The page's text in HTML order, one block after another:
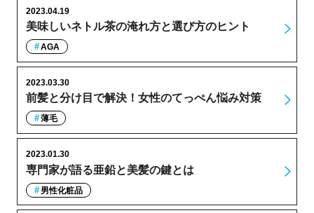
美味しいネトル茶の淹れ方と選び方のヒント
2023.04.19
AGA
前髪と分け目で解決！女性のてっぺん悩み対策
2023.03.30
薄毛
専門家が語る亜鉛と美髪の鍵とは
2023.01.30
男性化粧品